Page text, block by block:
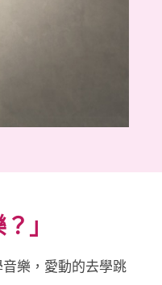
」
樂，愛動的去學跳